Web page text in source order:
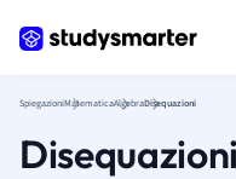
SpiegazioniMatematicaAlgebraDisequazioni
Disequazioni